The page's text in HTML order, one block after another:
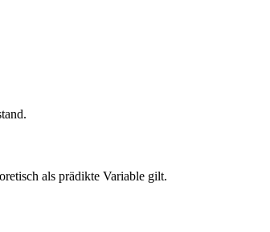
als prädikte Variable gilt.